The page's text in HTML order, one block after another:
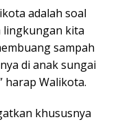
adalah soal
lingkungan kita
sampah
di anak sungai
harap Walikota.
khususnya